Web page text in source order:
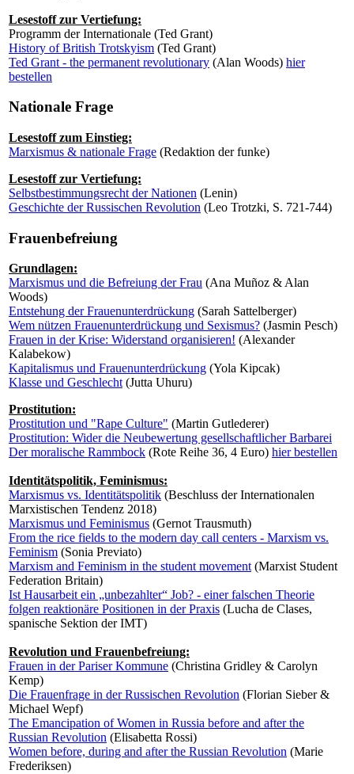
Lesestoff zur Vertiefung:
Programm der Internationale (Ted Grant)
History of British Trotskyism (Ted Grant)
Ted Grant - the permanent revolutionary (Alan Woods) hier
bestellen
Nationale Frage
Lesestoff zum Einstieg:
Marxismus & nationale Frage (Redaktion der funke)
Lesestoff zur Vertiefung:
Selbstbestimmungsrecht der Nationen (Lenin)
Geschichte der Russischen Revolution (Leo Trotzki, S. 721-744)
Frauenbefreiung
Grundlagen:
Marxismus und die Befreiung der Frau (Ana Muñoz & Alan
Woods)
Entstehung der Frauenunterdrückung (Sarah Sattelberger)
Wem nützen Frauenunterdrückung und Sexismus? (Jasmin Pesch)
Frauen in der Krise: Widerstand organisieren! (Alexander
Kalabekow)
Kapitalismus und Frauenunterdrückung (Yola Kipcak)
Klasse und Geschlecht(Jutta Uhuru)
Prostitution:
Prostitution und "Rape Culture" (Martin Gutlederer)
Prostitution: Wider die Neubewertung gesellschaftlicher Barbarei
Der moralische Rammbock (Rote Reihe 36, 4 Euro) hier bestellen
Identitätspolitik, Feminismus:
Marxismus vs. Identitätspolitik (Beschluss der Internationalen
Marxistischen Tendenz 2018)
Marxismus und Feminismus (Gernot Trausmuth)
From the rice fields to the modern day call centers - Marxism vs.
Feminism (Sonia Previato)
Marxism and Feminism in the student movement(Marxist Student
Federation Britain)
Ist Hausarbeit ein „unbezahlter“ Job? - einer falschen Theorie
folgen reaktionäre Positionen in der Praxis (Lucha de Clases,
spanische Sektion der IMT)
Revolution und Frauenbefreiung:
Frauen in der Pariser Kommune (Christina Gridley & Carolyn
Kemp)
Die Frauenfrage in der Russischen Revolution (Florian Sieber &
Michael Wepf)
The Emancipation of Women in Russia before and after the
Russian Revolution (Elisabetta Rossi)
Women before, during and after the Russian Revolution (Marie
Frederiksen)